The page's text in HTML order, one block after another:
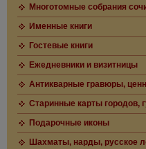
Многотомные собрания
Именные книги
Гостевые книги
Ежедневники и визитницы
Антикварные гравюры,
Старинные карты городов,
Подарочные иконы
Шахматы, нарды, русское